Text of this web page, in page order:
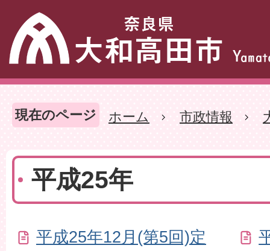
現在のページ ホーム 市政情報
平成25年
平成25年12月(第5回)定